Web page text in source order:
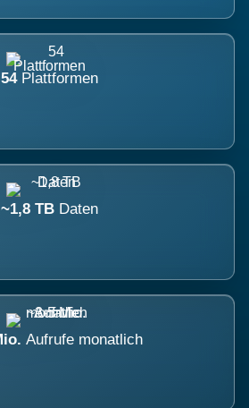
54 Plattformen
~1,8 TB Daten
Aufrufe monatlich